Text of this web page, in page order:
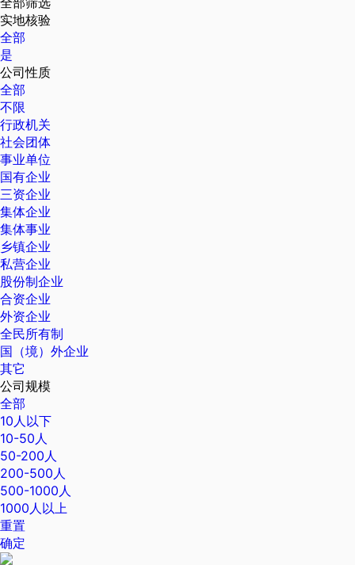
实地核验
全部
是
公司性质
全部
不限
行政机关
社会团体
事业单位
国有企业
三资企业
集体企业
集体事业
乡镇企业
私营企业
股份制企业
合资企业
外资企业
全民所有制
国（境）外企业
其它
公司规模
全部
10人以下
10-50人
50-200人
200-500人
500-1000人
1000人以上
重置
确定